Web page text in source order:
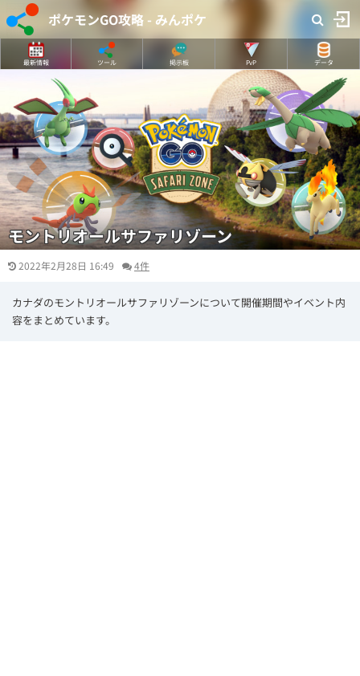
ポケモンGO攻略 - みんポケ
最新情報 ツール 掲示板 PvP データ
モントリオールサファリゾーン
2022年2月28日 16:49 4件
カナダのモントリオールサファリゾーンについて開催期間やイベント内
容をまとめています。